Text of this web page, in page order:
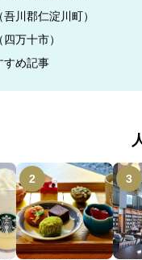
川郡仁淀川町）
万十市）
すめ記事